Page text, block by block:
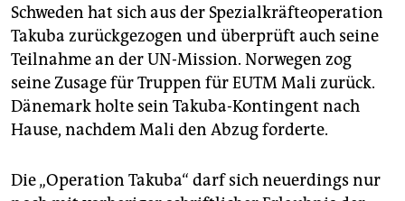
EUTM Mali „European Union Training Mission Mali“:
Im Januar 2013 von der EU in Umsetzung
bestehender Beschlüsse gegründet.
Aufgaben:Ausbildung ausgewählter Einheiten der
malischen Streitkräfte in Koulikoro bei Bamako oder
dezentral, Beratung des malischen Generalstabs und
Verteidigungsministeriums, auch in Verwaltung und
Eingreiftruppe G5-Sahel unter anderem in Niger.
Schweden hat sich aus der Spezialkräfteoperation
Takuba zurückgezogen und überprüft auch seine
Teilnahme an der UN-Mission. Norwegen zog
seine Zusage für Truppen für EUTM Mali zurück.
Dänemark holte sein Takuba-Kontingent nach
Hause, nachdem Mali den Abzug forderte.
Die „Operation Takuba“ darf sich neuerdings nur